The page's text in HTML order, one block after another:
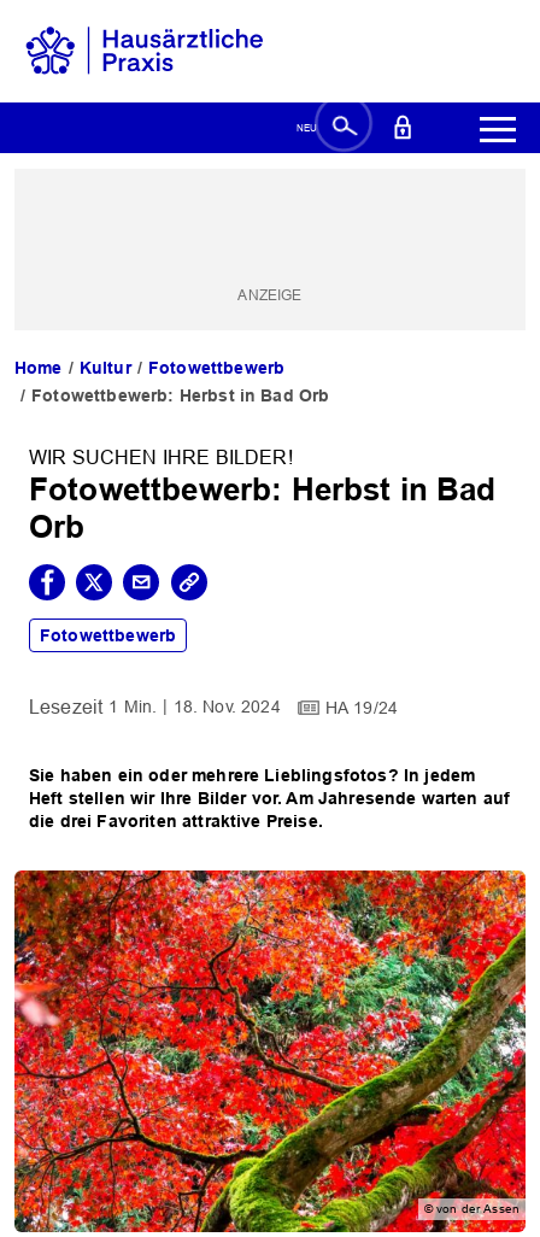
Home Kultur
Fotowettbewerb
Fotowettbewerb: Herbst in Bad Orb
WIR SUCHEN IHRE BILDER!
Fotowettbewerb: Herbst in Bad
Orb
Fotowettbewerb
1 Min. 18. Nov. 2024 HA 19/24
Sie haben ein oder mehrere Lieblingsfotos? In jedem
Heft stellen wir Ihre Bilder vor. Am Jahresende warten auf
die drei Favoriten attraktive Preise.
© von der Assen